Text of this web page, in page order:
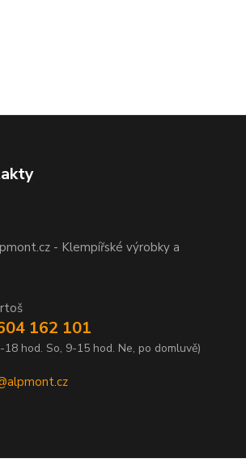
- Klempířské výrobky a
162 101
18 hod. So, 9-15 hod. Ne, po domluvě)